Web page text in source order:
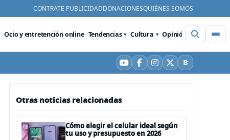
CONTRATE PUBLICIDADDONACIONESQUIÉNES SOMOS
Ocio y entretención online Tendencias Cultura Opinión Videos
YouTube
Facebook
Instagram
X BBluesky
Otras noticias relacionadas
Cómo elegir el celular ideal según
tu uso y presupuesto en 2026